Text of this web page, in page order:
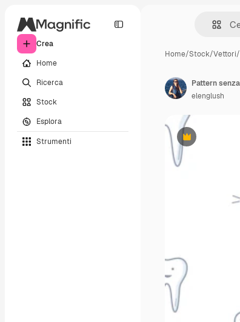
Crea
Home
Ricerca
Stock
Esplora
Strumenti
Home/Stock/Vettori/
Premium
elenglush